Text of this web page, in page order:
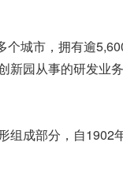
城市，拥有逾
园从事的研发业
组成部分，自